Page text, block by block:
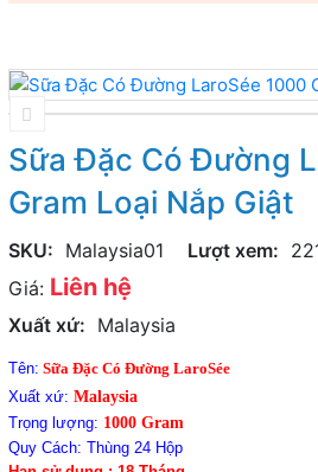
Sữa Đặc Có Đường
Gram Loại Nắp Giật
SKU: Malaysia01 Lượt xem:
Giá: Liên hệ
Xuất xứ: Malaysia
Tên: Sữa Đặc Có Đường LaroSée
Xuất xứ: Malaysia
Trọng lượng: 1000 Gram
Quy Cách: Thùng 24 Hộp